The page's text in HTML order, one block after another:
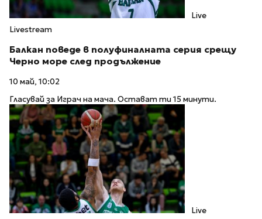
Live
Livestream
Балкан поведе в полуфиналната серия срещу
Черно море след продължение
10 май, 10:02
Гласувай за Играч на мача. Остават ти 15 минути.
Live